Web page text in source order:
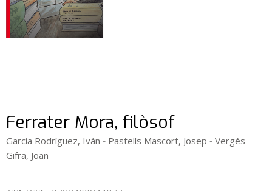
Ferrater Mora, filòsof
García Rodríguez, Iván - Pastells Mascort, Josep - Vergés
Gifra, Joan